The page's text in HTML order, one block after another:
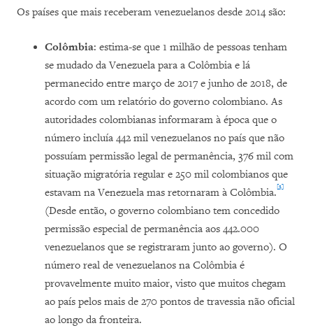
Os países que mais receberam venezuelanos desde 2014 são:
Colômbia: estima-se que 1 milhão de pessoas tenham
se mudado da Venezuela para a Colômbia e lá
permanecido entre março de 2017 e junho de 2018, de
acordo com um relatório do governo colombiano. As
autoridades colombianas informaram à época que o
número incluía 442 mil venezuelanos no país que não
possuíam permissão legal de permanência, 376 mil com
situação migratória regular e 250 mil colombianos que
estavam na Venezuela mas retornaram à Colômbia.[3]
(Desde então, o governo colombiano tem concedido
permissão especial de permanência aos 442.000
venezuelanos que se registraram junto ao governo). O
número real de venezuelanos na Colômbia é
provavelmente muito maior, visto que muitos chegam
ao país pelos mais de 270 pontos de travessia não oficial
ao longo da fronteira.